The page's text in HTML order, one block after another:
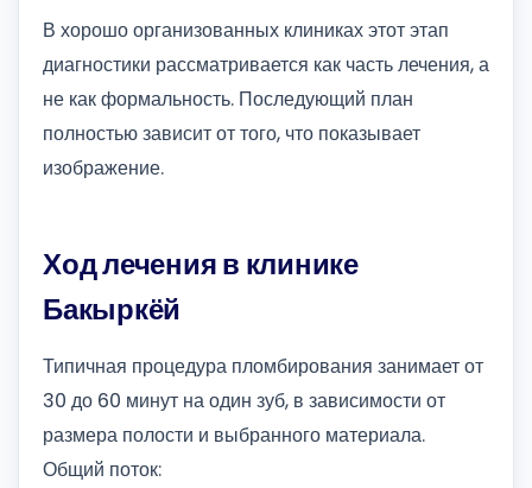
В хорошо организованных клиниках этот этап
диагностики рассматривается как часть лечения, а
не как формальность. Последующий план
полностью зависит от того, что показывает
изображение.
Ход лечения в клинике
Бакыркёй
Типичная процедура пломбирования занимает от
30 до 60 минут на один зуб, в зависимости от
размера полости и выбранного материала.
Общий поток: